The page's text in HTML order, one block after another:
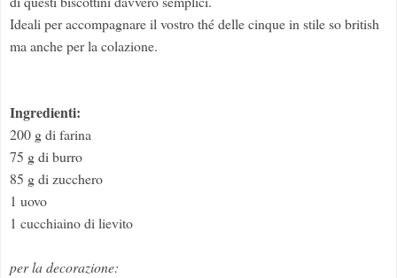
Ideali per accompagnare il vostro thé delle cinque in stile so british
ma anche per la colazione.
Ingredienti:
200 g di farina
75 g di burro
85 g di zucchero
1 uovo
1 cucchiaino di lievito
per la decorazione: